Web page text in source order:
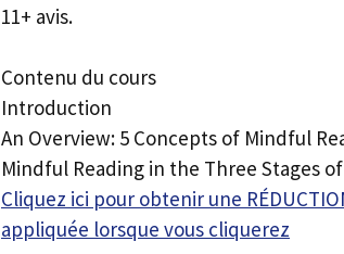
11+ avis.
Contenu du cours
Introduction
An Overview: 5 Concepts of Mindful
Mindful Reading in the Three Stages
Cliquez ici pour obtenir une
appliquée lorsque vous cliquerez